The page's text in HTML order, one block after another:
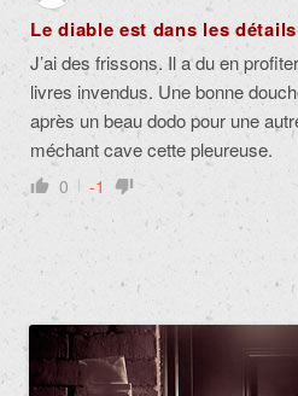
Le diable est dans les détails
J’ai des frissons. Il a du en
livres invendus. Une bonne
après un beau dodo pour une
méchant cave cette pleureuse.
0 -1